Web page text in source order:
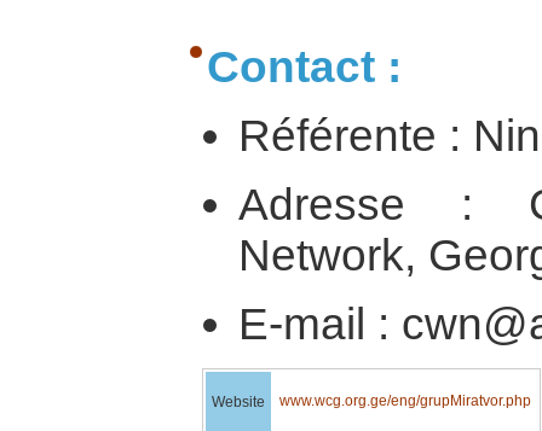
Contact :
Référente :
Adresse :
Network,
E-mail :
Website www.wcg.org.ge/eng/grupMiratvor.php